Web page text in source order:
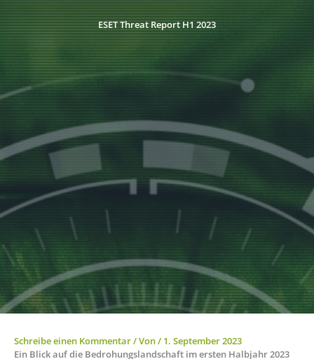
ESET Threat Report H1 2023
Schreibe einen Kommentar/ Von/ 1. September 2023
Ein Blick auf die Bedrohungslandschaft im ersten Halbjahr 2023